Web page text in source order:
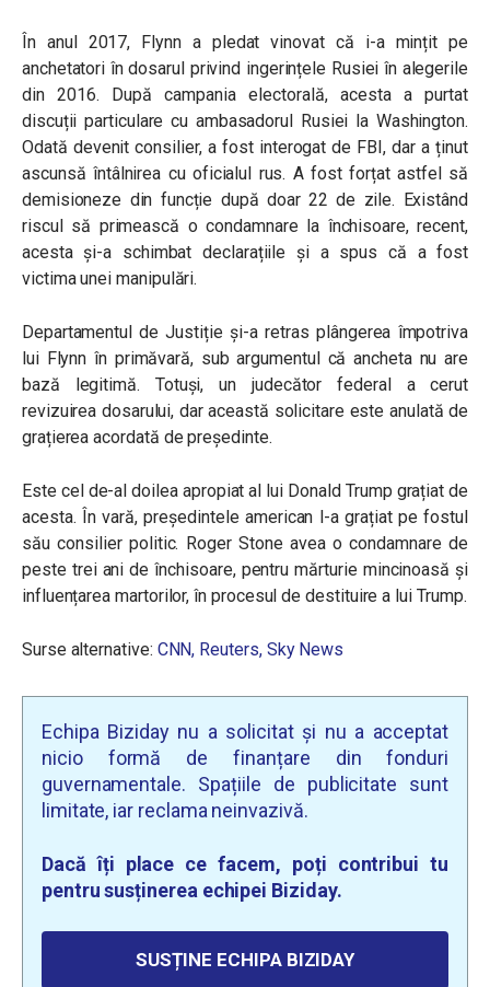
În anul 2017, Flynn a pledat vinovat că i-a mințit pe
anchetatori în dosarul privind ingerințele Rusiei în alegerile
din 2016. După campania electorală, acesta a purtat
discuții particulare cu ambasadorul Rusiei la Washington.
Odată devenit consilier, a fost interogat de FBI, dar a ținut
ascunsă întâlnirea cu oficialul rus. A fost forțat astfel să
demisioneze din funcție după doar 22 de zile. Existând
riscul să primească o condamnare la închisoare, recent,
acesta și-a schimbat declarațiile și a spus că a fost
victima unei manipulări.
Departamentul de Justiție şi-a retras plângerea împotriva
lui Flynn în primăvară, sub argumentul că ancheta nu are
bază legitimă. Totuși, un judecător federal a cerut
revizuirea dosarului, dar această solicitare este anulată de
grațierea acordată de președinte.
Este cel de-al doilea apropiat al lui Donald Trump grațiat de
acesta. În vară, președintele american l-a grațiat pe fostul
său consilier politic. Roger Stone avea o condamnare de
peste trei ani de închisoare, pentru mărturie mincinoasă și
influențarea martorilor, în procesul de destituire a lui Trump.
Surse alternative: CNN, Reuters, Sky News
Echipa Biziday nu a solicitat și nu a acceptat
nicio formă de finanțare din fonduri
guvernamentale. Spațiile de publicitate sunt
limitate, iar reclama neinvazivă.
Dacă îți place ce facem, poți contribui tu
pentru susținerea echipei Biziday.
SUSȚINE ECHIPA BIZIDAY